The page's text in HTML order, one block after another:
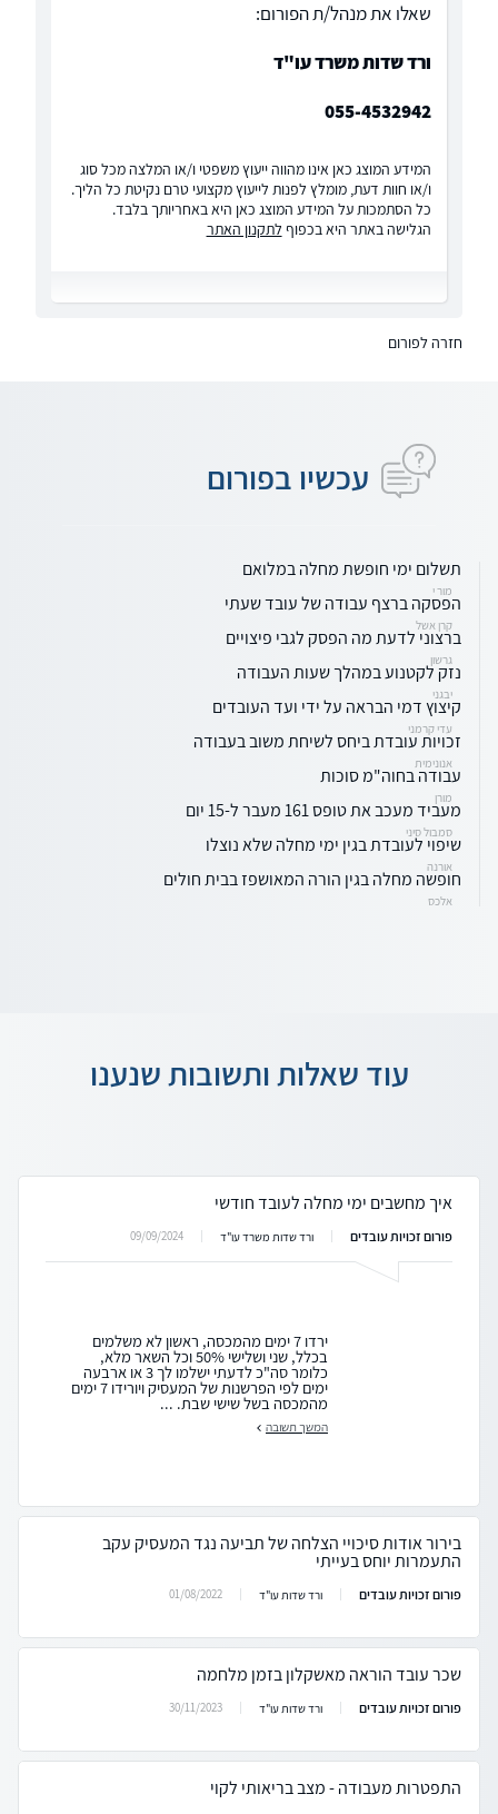
שאלו את מנהל/ת הפורום:
ורד שדות משרד עו"ד
055-4532942
המידע המוצג כאן אינו מהווה ייעוץ משפטי ו/או המלצה מכל סוג
ו/או חוות דעת, מומלץ לפנות לייעוץ מקצועי טרם נקיטת כל הליך.
כל הסתמכות על המידע המוצג כאן היא באחריותך בלבד.
הגלישה באתר היא בכפוף לתקנון האתר
חזרה לפורום
עכשיו בפורום
תשלום ימי חופשת מחלה במלואם
מור י
הפסקה ברצף עבודה של עובד שעתי
קרן אשל
ברצוני לדעת מה הפסק לגבי פיצויים
גרשון
נזק לקטנוע במהלך שעות העבודה
יבגני
קיצוץ דמי הבראה על ידי ועד העובדים
עדי קרמני
זכויות עובדת ביחס לשיחת משוב בעבודה
אנונימית
עבודה בחוה"מ סוכות
מורן
מעביד מעכב את טופס 161 מעבר ל-15 יום
סמבול סיני
שיפוי לעובדת בגין ימי מחלה שלא נוצלו
אורנה
חופשה מחלה בגין הורה המאושפז בבית חולים
אלכס
עוד שאלות ותשובות שנענו
איך מחשבים ימי מחלה לעובד חודשי
פורום זכויות עובדים ורד שדות משרד עו"ד 09/09/2024
ירדו 7 ימים מהמכסה, ראשון לא משלמים
בכלל, שני ושלישי 50% וכל השאר מלא,
כלומר סה"כ לדעתי ישלמו לך 3 או ארבעה
ימים לפי הפרשנות של המעסיק ויורידו 7 ימים
מהמכסה בשל שישי שבת. ...
המשך תשובה
בירור אודות סיכויי הצלחה של תביעה נגד המעסיק עקב
התעמרות יוחס בעייתי
פורום זכויות עובדים ורד שדות עו"ד 01/08/2022
שכר עובד הוראה מאשקלון בזמן מלחמה
פורום זכויות עובדים ורד שדות עו"ד 30/11/2023
התפטרות מעבודה - מצב בריאותי לקוי